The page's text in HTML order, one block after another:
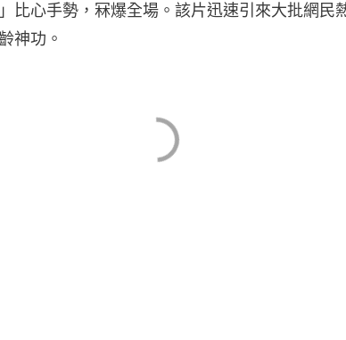
比心手勢，冧爆全場。該片迅速引來大批網民
神功。